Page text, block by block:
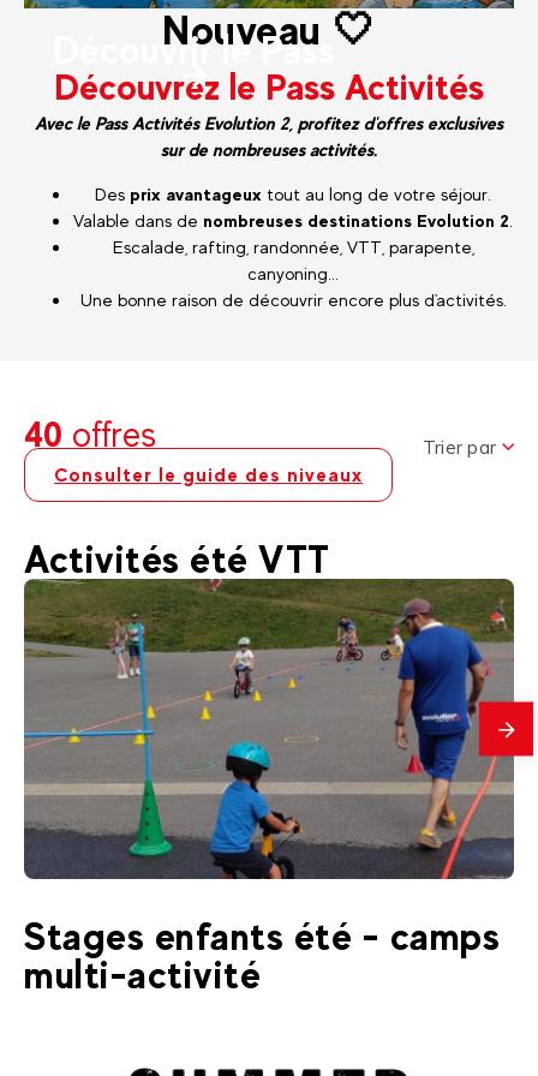
Nouveau 🤍
Découvrez le Pass Activités
Avec le Pass Activités Evolution 2, profitez d'offres exclusives
sur de nombreuses activités.
Des prix avantageux tout au long de votre séjour.
Valable dans de nombreuses destinations Evolution 2
Escalade, rafting, randonnée, VTT, parapente,
canyoning...
Une bonne raison de découvrir encore plus d'activités.
Découvrir le Pass
40 offres
Consulter le guide des niveaux
Trier par
Activités été VTT
Draisienne 3-4 ans
19€
En
plus
Stages enfants été - camps
multi-activité